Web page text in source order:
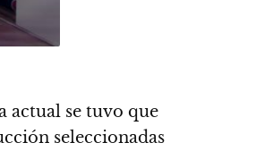
actual se tuvo que
seleccionadas